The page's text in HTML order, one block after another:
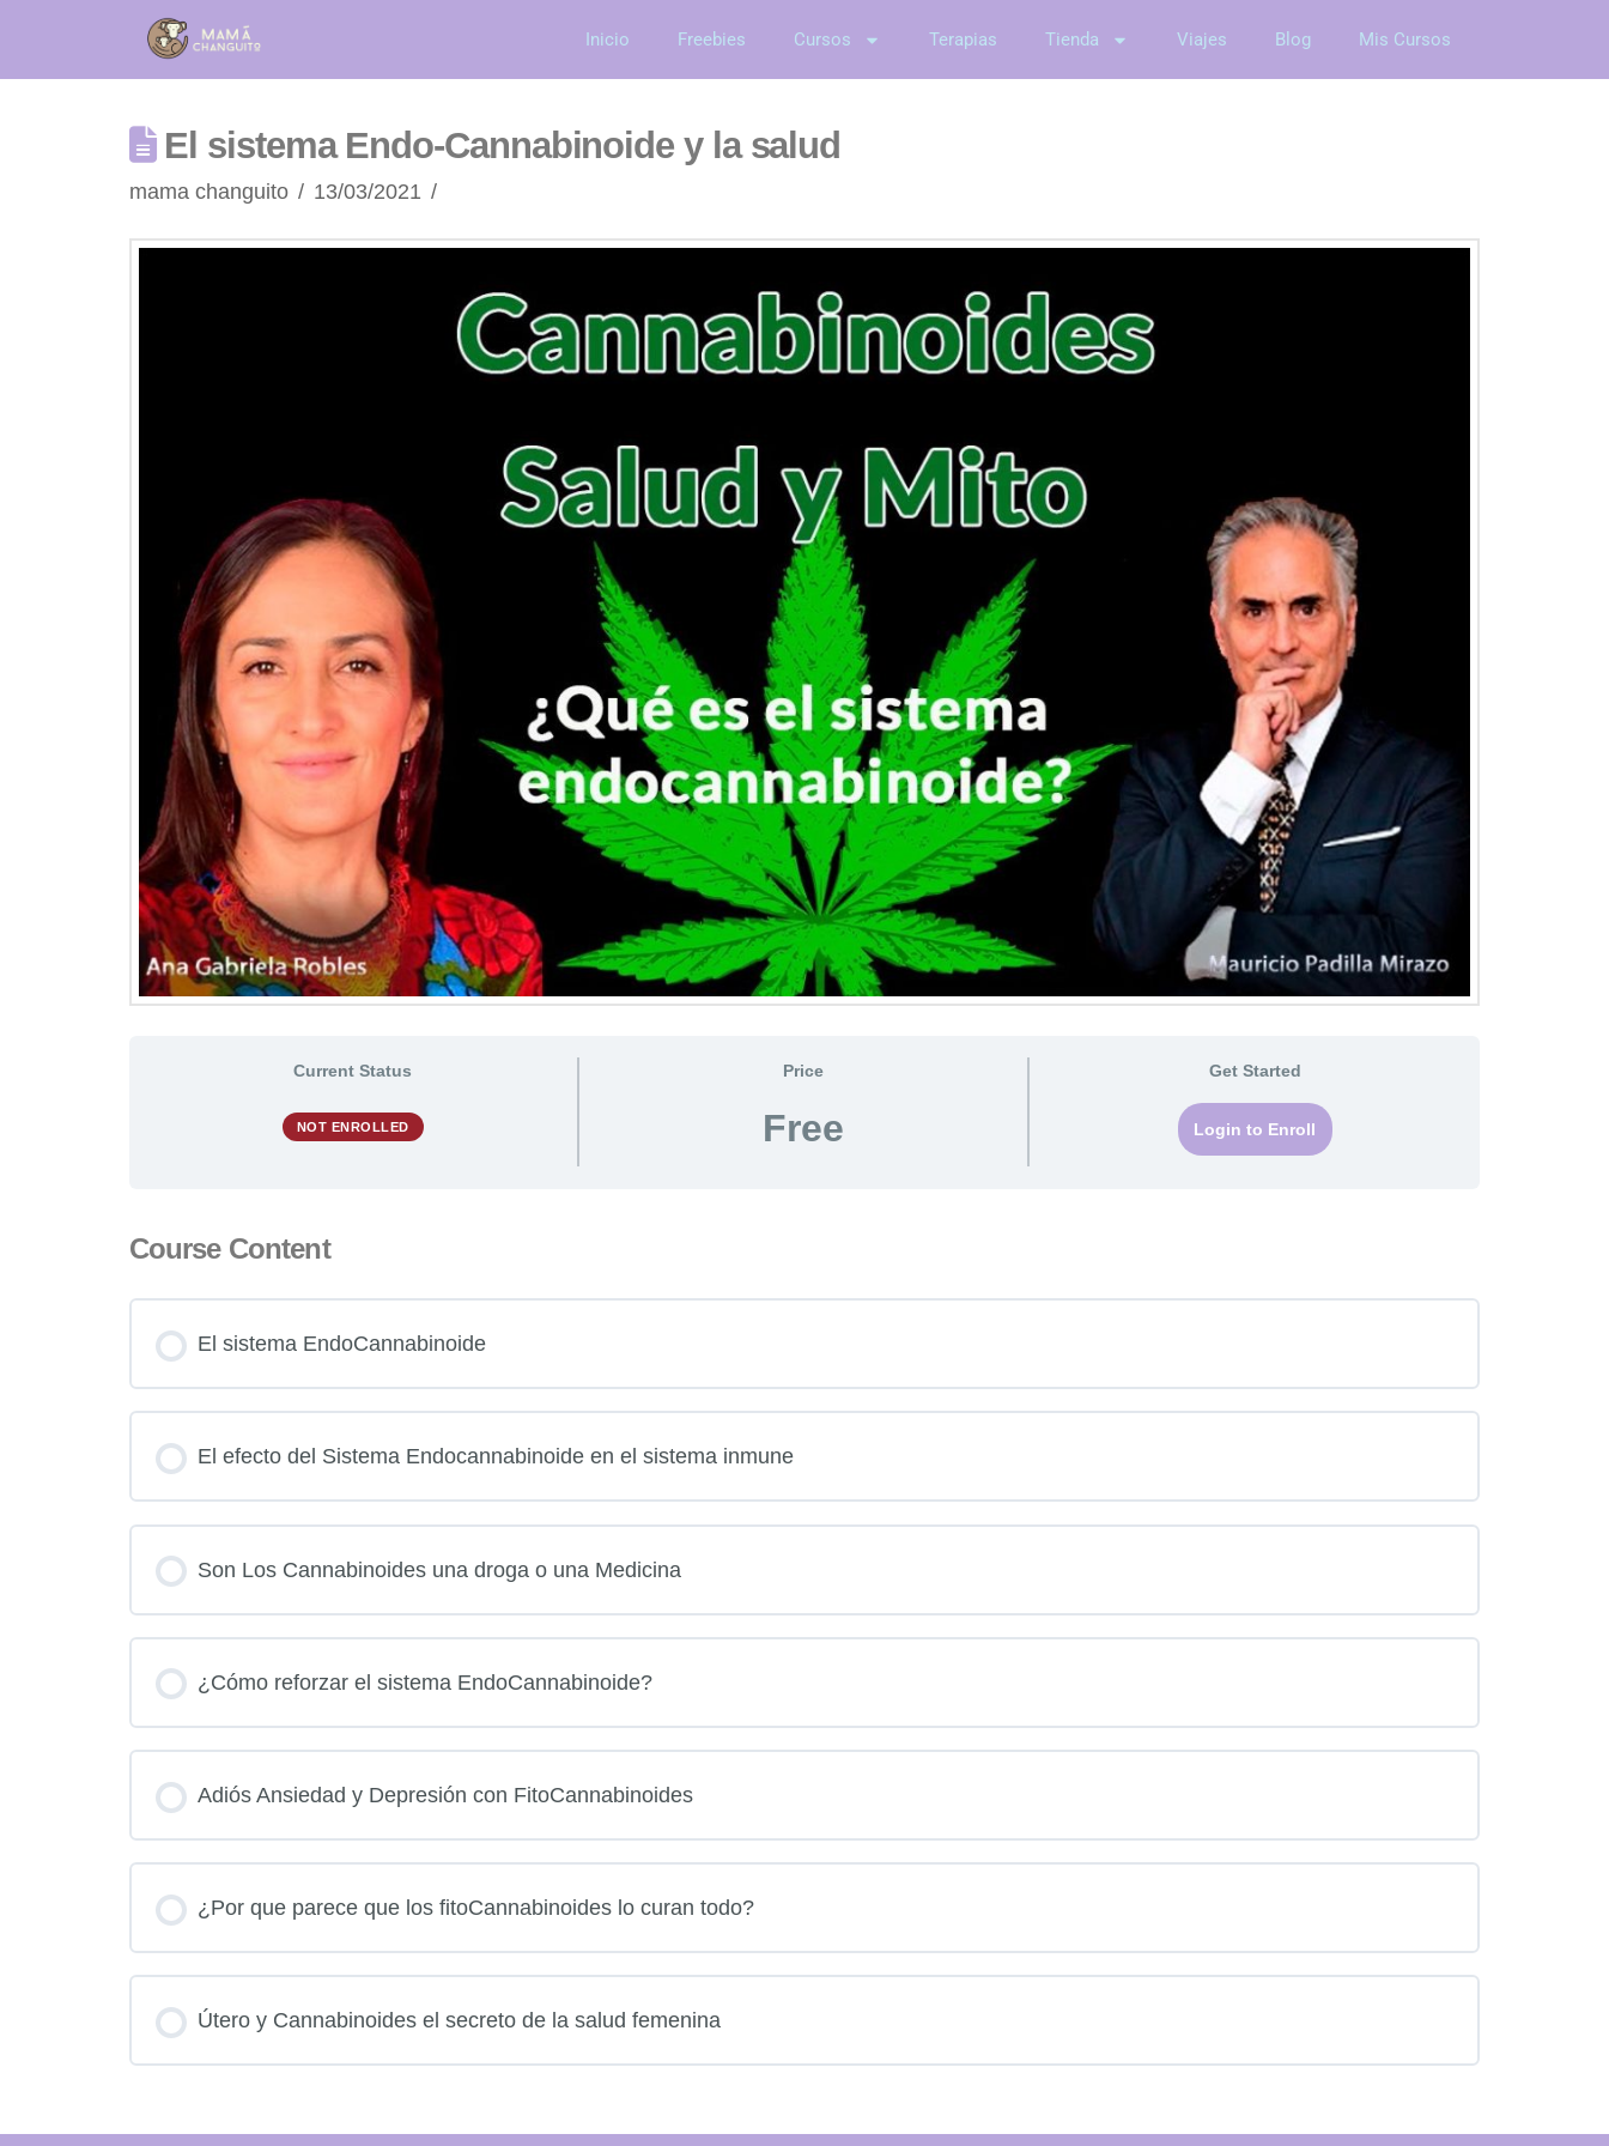
Inicio Freebies Cursos Terapias Tienda Viajes Blog Mis Cursos
El sistema Endo-Cannabinoide y la salud
mama changuito 13/03/2021
Current Status
NOT ENROLLED
Price
Free
Get Started
Login to Enroll
Course Content
El sistema EndoCannabinoide
El efecto del Sistema Endocannabinoide en el sistema inmune
Son Los Cannabinoides una droga o una Medicina
¿Cómo reforzar el sistema EndoCannabinoide?
Adiós Ansiedad y Depresión con FitoCannabinoides
¿Por que parece que los fitoCannabinoides lo curan todo?
Útero y Cannabinoides el secreto de la salud femenina